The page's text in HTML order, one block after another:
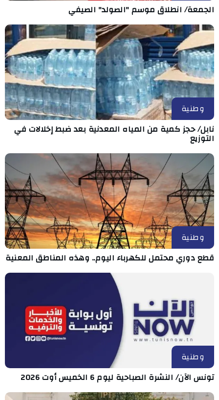
الجمعة/ انطلاق موسم "الصولد" الصيفي
وطنية
نابل/ حجز كمية من المياه المعدنية بعد ضبط إخلالات في
التوزيع
وطنية
قطع دوري محتمل للكهرباء اليوم.. وهذه المناطق المعنية
وطنية
تونس الآن/ النشرة الصباحية ليوم 6 الخميس أوت 2026